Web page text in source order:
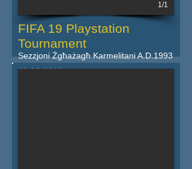
1/1
FIFA 19 Playstation
Tournament
Sezzjoni Żgħażagħ Karmelitani A.D.1993
23/02/2019